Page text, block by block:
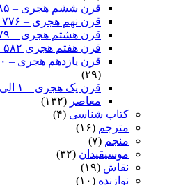
قرن ششم هجری – ۴۸۵ الی ۵۸۲ شمسی
قرن نهم هجری – ۷۷۶ الی ۸۷۳ شمسی
قرن هشتم هجری – ۶۷۹ الی ۷۷۶ شمسی
قرن هفتم هجری ۵۸۲ الی ۶۷۹ شمسی
قرن یازدهم هجری – ۹۷۰ الی ۱۰۶۷ شمسی
(۲۹)
قرن یک هجری – ۱ الی ۹۷ شمسی –
معاصر (۱۳۲)
کتاب شناسی (۴)
مترجم (۱۶)
منجم (۷)
موسیقیدان (۳۲)
نقاش (۱۹)
نوازنده (۱۰)